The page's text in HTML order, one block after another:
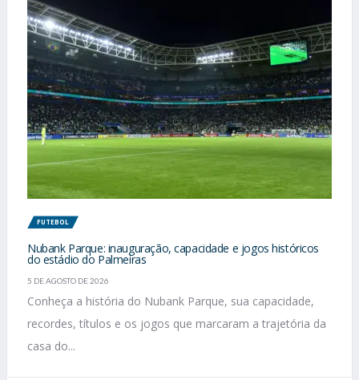
FUTEBOL
Nubank Parque: inauguração, capacidade e jogos históricos
do estádio do Palmeiras
5 DE AGOSTO DE 2026
Conheça a história do Nubank Parque, sua capacidade,
recordes, títulos e os jogos que marcaram a trajetória da
casa do...